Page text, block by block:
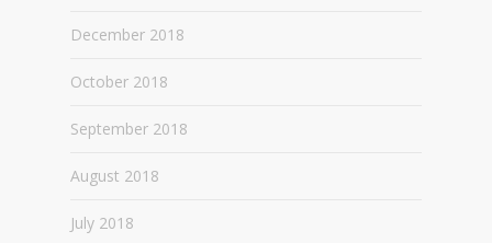
December 2018
October 2018
September 2018
August 2018
July 2018